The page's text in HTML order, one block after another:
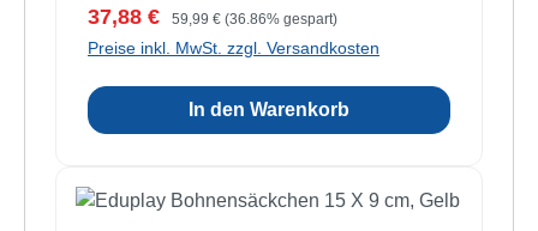
Verkaufspreis:
37,88 € Regulärer Preis:
59,99 € (36.86% gespart)
Preise inkl. MwSt. zzgl. Versandkosten
In den Warenkorb